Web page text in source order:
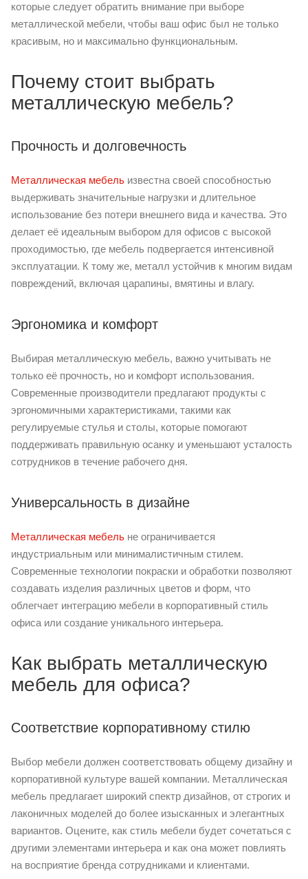
которые следует обратить внимание при выборе
металлической мебели, чтобы ваш офис был не только
красивым, но и максимально функциональным.
Почему стоит выбрать
металлическую мебель?
Прочность и долговечность
Металлическая мебель известна своей способностью
выдерживать значительные нагрузки и длительное
использование без потери внешнего вида и качества. Это
делает её идеальным выбором для офисов с высокой
проходимостью, где мебель подвергается интенсивной
эксплуатации. К тому же, металл устойчив к многим видам
повреждений, включая царапины, вмятины и влагу.
Эргономика и комфорт
Выбирая металлическую мебель, важно учитывать не
только её прочность, но и комфорт использования.
Современные производители предлагают продукты с
эргономичными характеристиками, такими как
регулируемые стулья и столы, которые помогают
поддерживать правильную осанку и уменьшают усталость
сотрудников в течение рабочего дня.
Универсальность в дизайне
Металлическая мебель не ограничивается
индустриальным или минималистичным стилем.
Современные технологии покраски и обработки позволяют
создавать изделия различных цветов и форм, что
облегчает интеграцию мебели в корпоративный стиль
офиса или создание уникального интерьера.
Как выбрать металлическую
мебель для офиса?
Соответствие корпоративному стилю
Выбор мебели должен соответствовать общему дизайну и
корпоративной культуре вашей компании. Металлическая
мебель предлагает широкий спектр дизайнов, от строгих и
лаконичных моделей до более изысканных и элегантных
вариантов. Оцените, как стиль мебели будет сочетаться с
другими элементами интерьера и как она может повлиять
на восприятие бренда сотрудниками и клиентами.